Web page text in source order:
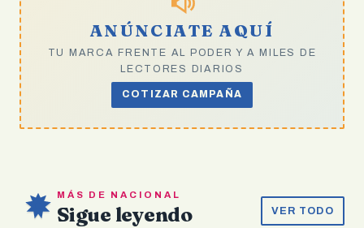
ANÚNCIATE AQUÍ
TU MARCA FRENTE AL PODER Y A MILES DE
LECTORES DIARIOS
COTIZAR CAMPAÑA
MÁS DE NACIONAL
Sigue leyendo VER TODO